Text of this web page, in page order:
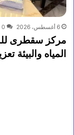
6 أغسطس، 2026 0
مركز سقطرى
المياه والبيئة